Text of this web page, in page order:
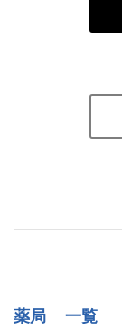
薬局 一覧